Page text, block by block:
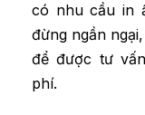
có nhu cầu in
đừng ngần
để được tư
phí.